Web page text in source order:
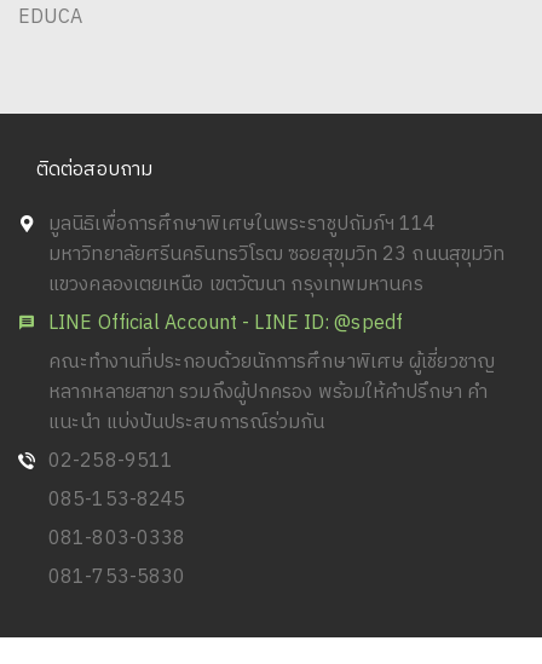
EDUCA
ติดต่อสอบถาม
มูลนิธิเพื่อการศึกษาพิเศษในพระราชูปถัมภ์ฯ 114
มหาวิทยาลัยศรีนครินทรวิโรฒ ซอยสุขุมวิท 23 ถนนสุขุมวิท
แขวงคลองเตยเหนือ เขตวัฒนา กรุงเทพมหานคร
LINE Official Account - LINE ID: @spedf
คณะทำงานที่ประกอบด้วยนักการศึกษาพิเศษ ผู้เชี่ยวชาญ
หลากหลายสาขา รวมถึงผู้ปกครอง พร้อมให้คำปรึกษา คำ
แนะนำ แบ่งปันประสบการณ์ร่วมกัน
02-258-9511
085-153-8245
081-803-0338
081-753-5830